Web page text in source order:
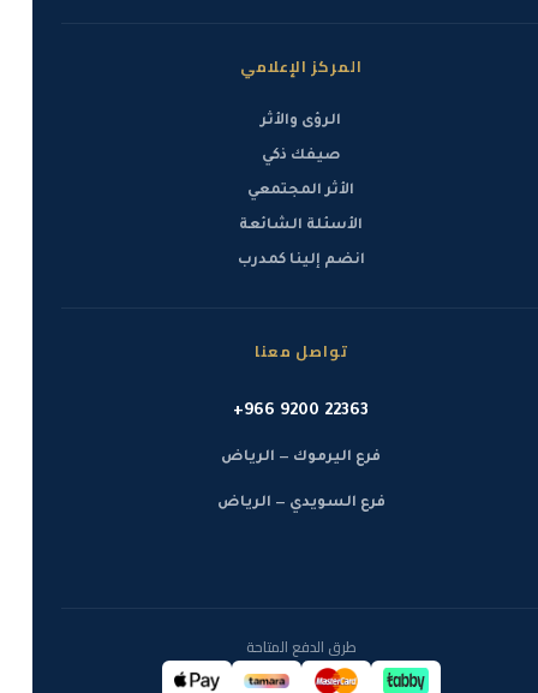
المركز الإعلامي
الرؤى والأثر
صيفك ذكي
الأثر المجتمعي
الأسئلة الشائعة
انضم إلينا كمدرب
تواصل معنا
+966 9200 22363
فرع اليرموك — الرياض
فرع السويدي — الرياض
طرق الدفع المتاحة